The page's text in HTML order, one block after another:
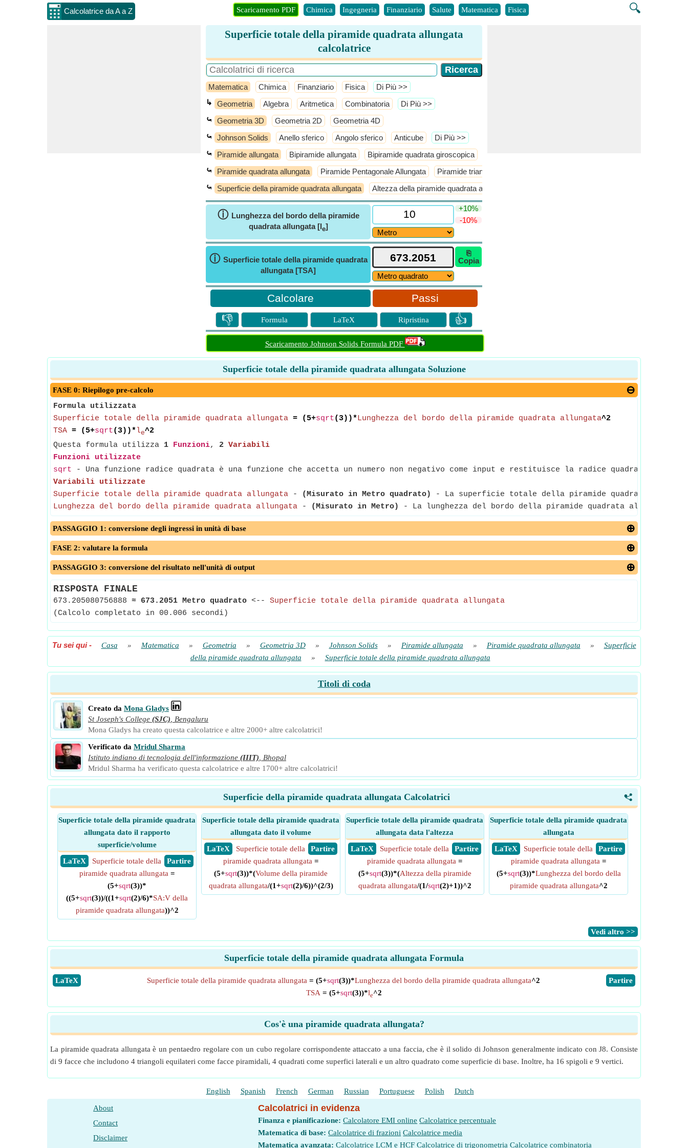
Calcolatrice da A a Z 🔍
Scaricamento PDF Chimica Ingegneria Finanziario Salute Matematica Fisica
Superficie totale della piramide quadrata allungata
calcolatrice
Matematica Chimica Finanziario Fisica ​Di Più >>
↳ Geometria Algebra Aritmetica Combinatoria ​Di Più >>
⤿ Geometria 3D Geometria 2D Geometria 4D
⤿ Johnson Solids Anello sferico Angolo sferico Anticube ​Di Più >>
⤿ Piramide allungata Bipiramide allungata Bipiramide quadrata giroscopica
⤿ Piramide quadrata allungata Piramide Pentagonale Allungata Piramide triangolare allungata
⤿ Superficie della piramide quadrata allungata Altezza della piramide quadrata allungata
ⓘ Lunghezza del bordo della piramide
quadrata allungata [le]
+10%
-10%
ⓘ Superficie totale della piramide quadrata
allungata [TSA]
⎘
Copia
Passi
👎 Formula LaTeX Ripristina 👍
Scaricamento Johnson Solids Formula PDF
Superficie totale della piramide quadrata allungata Soluzione
FASE 0: Riepilogo pre-calcolo
Formula utilizzata
Superficie totale della piramide quadrata allungata = (5+sqrt(3))*Lunghezza del bordo della piramide quadrata allungata^2
TSA = (5+sqrt(3))*le^2
Questa formula utilizza 1 Funzioni, 2 Variabili
Funzioni utilizzate
sqrt - Una funzione radice quadrata è una funzione che accetta un numero non negativo come input e restituisce la radice quadrata del
Variabili utilizzate
Superficie totale della piramide quadrata allungata - (Misurato in Metro quadrato)
- La superficie totale della piramide quadrata
Lunghezza del bordo della piramide quadrata allungata - (Misurato in Metro) - La lunghezza del bordo della piramide quadrata allungata
PASSAGGIO 1: conversione degli ingressi in unità di base
FASE 2: valutare la formula
PASSAGGIO 3: conversione del risultato nell'unità di output
RISPOSTA FINALE
673.205080756888 ≈ 673.2051 Metro quadrato <-- Superficie totale della piramide quadrata allungata
(Calcolo completato in 00.006 secondi)
Tu sei qui- Casa » Matematica » Geometria » Geometria 3D » Johnson Solids » Piramide allungata » Piramide quadrata allungata »
Superficie
della piramide quadrata allungata
» Superficie totale della piramide quadrata allungata
Titoli di coda
Creato da Mona Gladys
St Joseph's College (SJC)
Bengaluru
Mona Gladys ha creato questa calcolatrice e altre 2000+ altre calcolatrici!
Verificato da Mridul Sharma
Istituto indiano di tecnologia dell'informazione (IIIT)
Bhopal
Mridul Sharma ha verificato questa calcolatrice e altre 1700+ altre calcolatrici!
<
Superficie della piramide quadrata allungata Calcolatrici
Superficie totale della piramide quadrata
allungata dato il rapporto
superficie/volume
​ LaTeX
​ Partire
Superficie totale della
piramide quadrata allungata =
(5+sqrt(3))*
((5+sqrt(3))/((1+sqrt(2)/6)*SA:V della
piramide quadrata allungata))^2
Superficie totale della piramide quadrata
allungata dato il volume
​ LaTeX
​ Partire
Superficie totale della
piramide quadrata allungata =
(5+sqrt(3))*(Volume della piramide
quadrata allungata/(1+sqrt(2)/6))^(2/3)
Superficie totale della piramide quadrata
allungata data l'altezza
​ LaTeX
​ Partire
Superficie totale della
piramide quadrata allungata =
(5+sqrt(3))*(Altezza della piramide
quadrata allungata/(1/sqrt(2)+1))^2
Superficie totale della piramide quadrata
allungata
​ LaTeX
​ Partire
Superficie totale della
piramide quadrata allungata =
(5+sqrt(3))*Lunghezza del bordo della
piramide quadrata allungata^2
​Vedi altro >>
Superficie totale della piramide quadrata allungata Formula
​LaTeX ​Partire
Superficie totale della piramide quadrata allungata = (5+sqrt(3))*Lunghezza del bordo della piramide quadrata allungata^2
TSA = (5+sqrt(3))*le^2
Cos'è una piramide quadrata allungata?
La piramide quadrata allungata è un pentaedro regolare con un cubo regolare corrispondente attaccato a una faccia, che è il solido di Johnson generalmente indicato con J8. Consiste
di 9 facce che includono 4 triangoli equilateri come facce piramidali, 4 quadrati come superfici laterali e un altro quadrato come superficie di base. Inoltre, ha 16 spigoli e 9 vertici.
English Spanish French German Russian Portuguese Polish Dutch
About
Contact
Disclaimer
Calcolatrici in evidenza
Finanza e pianificazione: Calcolatore EMI online Calcolatrice percentuale
Matematica di base: Calcolatrice di frazioni Calcolatrice media
Matematica avanzata: Calcolatrice LCM e HCF Calcolatrice di trigonometria Calcolatrice combinatoria